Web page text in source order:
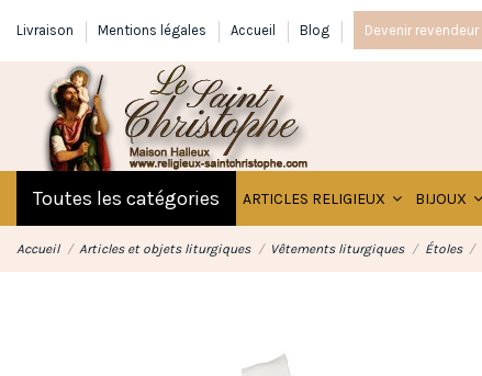
Livraison Mentions légales Accueil Blog Devenir revendeur
Toutes les catégories ARTICLES RELIGIEUX BIJOUX
Accueil Articles et objets liturgiques Vêtements liturgiques Étoles